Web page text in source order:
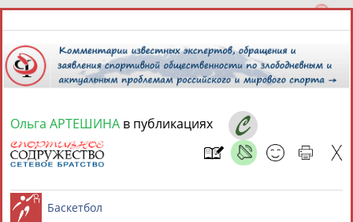
7 августа 2026 года,
СПОРТСМЕНЫ, ТРЕНЕРЫ И СПЕЦИАЛИСТЫ
Ольга АРТЕШИНА в публикациях